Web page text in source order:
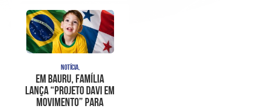
NOTÍCIA,
Em Bauru, família
lança “Projeto Davi em
Movimento” para